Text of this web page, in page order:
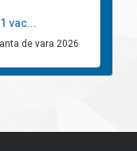
vac...
de vara 2026